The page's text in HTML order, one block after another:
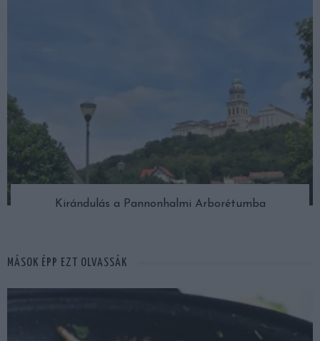
Kirándulás a Pannonhalmi Arborétumba
MÁSOK ÉPP EZT OLVASSÁK